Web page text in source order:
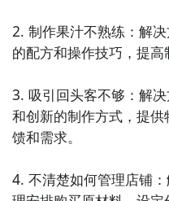
8. 《美味糖果工厂》：
游戏中通过制作各种口味
9. 《奇妙水果园》：通
解锁新的水果品种，并与
10. 《美食大赛》：在这
2. 制作果汁不熟练：解
的配方和操作技巧，提高
3. 吸引回头客不够：解
和创新的制作方式，提
馈和需求。
4. 不清楚如何管理店铺